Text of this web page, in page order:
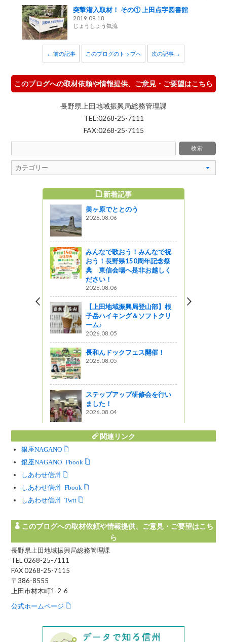
突撃潜入取材！ その① 上田点字図書館
2019.09.18
じょうしょう気流
← 前の記事 このブログのトップへ 次の記事 →
このブログへの取材依頼や情報提供、ご意見・ご要望はこちら
長野県上田地域振興局総務管理課
TEL:0268-25-7111
FAX:0268-25-7115
新着記事
美ヶ原でととのう
2026.08.06
みんなで歌おう！みんなで祝
おう！長野県150周年記念祭
典 東信会場へ是非お越しく
ださい！
2026.08.06
【上田地域振興局登山部】根
子岳ハイキング＆ソフトクリ
ーム♪
2026.08.05
長和んドックフェス開催！
2026.08.05
ステップアップ研修会を行い
ました！
2026.08.04
関連リンク
銀座NAGANO
銀座NAGANO Facebook
しあわせ信州
しあわせ信州 Facebook
しあわせ信州 Twitter
このブログへの取材依頼や情報提供、ご意見・ご要望はこち
ら
長野県上田地域振興局総務管理課
TEL 0268-25-7111
FAX 0268-25-7115
〒386-8555
上田市材木町1-2-6
公式ホームページ